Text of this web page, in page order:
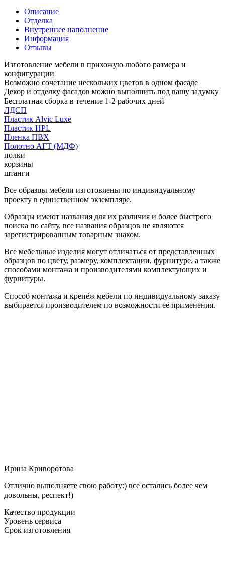
Описание
Отделка
Внутреннее наполнение
Информация
Отзывы
Изготовление мебели в прихожую любого размера и
конфигурации
Возможно сочетание нескольких цветов в одном фасаде
Декор и отделку фасадов можно выполнить под вашу задумку
Бесплатная сборка в течение 1-2 рабочих дней
ЛДСП
Пластик Alvic Luxe
Пластик HPL
Пленка ПВХ
Полотно АГТ (МДФ)
полки
корзины
штанги
Все образцы мебели изготовлены по индивидуальному
проекту в единственном экземпляре.
Образцы имеют названия для их различия и более быстрого
поиска по сайту, все названия образцов не являются
зарегистрированным товарным знаком.
Все мебельные изделия могут отличаться от представленных
образцов по цвету, размеру, комплектации, фурнитуре, а также
способами монтажа и производителями комплектующих и
фурнитуры.
Способ монтажа и крепёж мебели по индивидуальному заказу
выбирается производителем по возможности её применения.
Ирина Криворотова
Отлично выполняете свою работу:) все остались более чем
довольны, респект!)
Качество продукции
Уровень сервиса
Срок изготовления